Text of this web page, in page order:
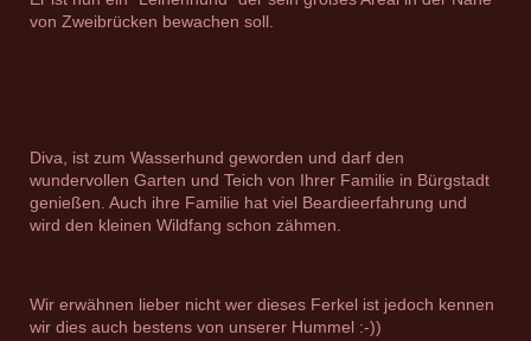
von Zweibrücken bewachen soll.
Diva, ist zum Wasserhund geworden und darf den
wundervollen Garten und Teich von Ihrer Familie in Bürgstadt
genießen. Auch ihre Familie hat viel Beardieerfahrung und
wird den kleinen Wildfang schon zähmen.
Wir erwähnen lieber nicht wer dieses Ferkel ist jedoch kennen
wir dies auch bestens von unserer Hummel :-))